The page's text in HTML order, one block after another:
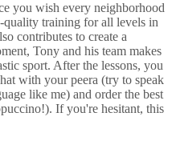
you wish every neighborhood
training for all levels in
contributes to create a
Tony and his team makes
sport. After the lessons, you
with your peera (try to speak
like me) and order the best
If you're hesitant, this